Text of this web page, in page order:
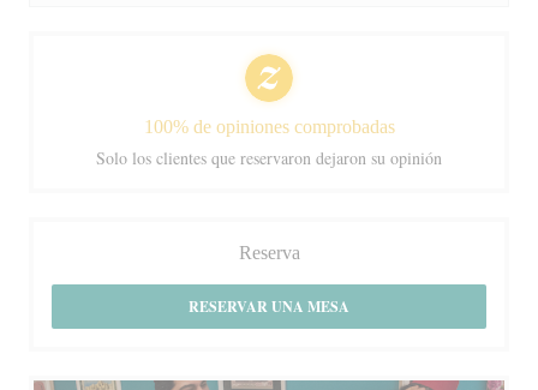
100% de opiniones comprobadas
Solo los clientes que reservaron dejaron su opinión
Reserva
RESERVAR UNA MESA